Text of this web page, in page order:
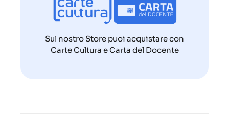
Sul nostro Store puoi acquistare con
Carte Cultura e Carta del Docente